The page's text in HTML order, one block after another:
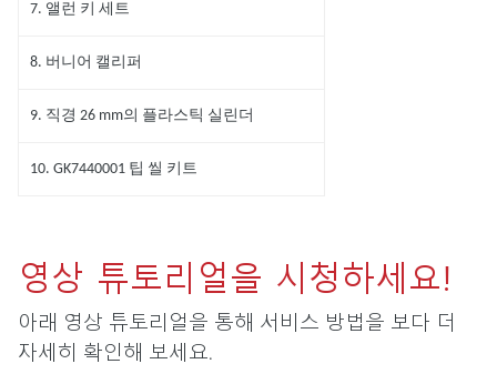
7. 앨런 키 세트
8. 버니어 캘리퍼
9. 직경 26 mm의 플라스틱 실린더
10. GK7440001 팁 씰 키트
영상 튜토리얼을 시청하세요!
아래 영상 튜토리얼을 통해 서비스 방법을 보다 더
자세히 확인해 보세요.